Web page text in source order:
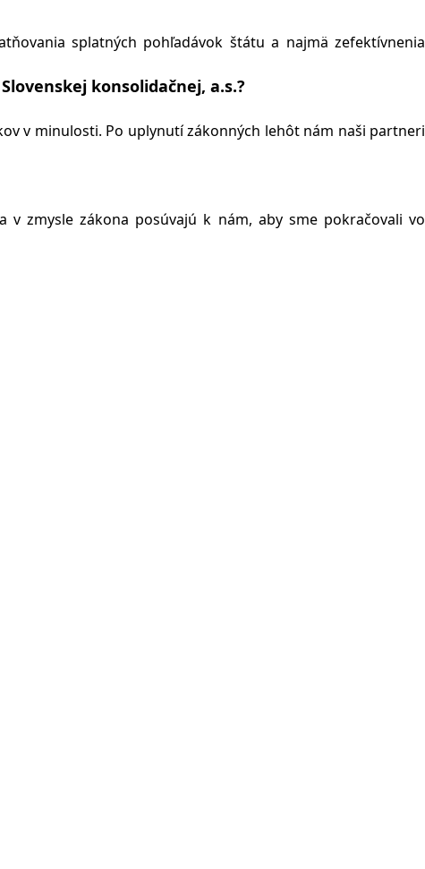
splatných pohľadávok štátu a najmä zefektívnenia
konsolidačnej, a.s.?
v minulosti. Po uplynutí zákonných lehôt nám naši partneri
v zmysle zákona posúvajú k nám, aby sme pokračovali vo